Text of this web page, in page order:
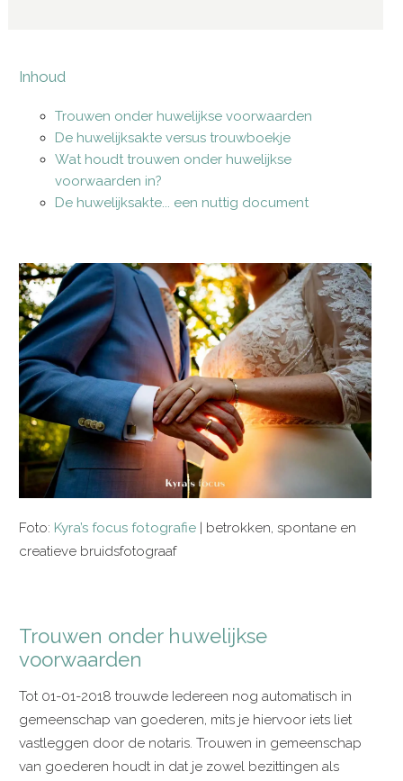
Inhoud
Trouwen onder huwelijkse voorwaarden
De huwelijksakte versus trouwboekje
Wat houdt trouwen onder huwelijkse
voorwaarden in?
De huwelijksakte... een nuttig document
Foto: Kyra’s focus fotografie | betrokken, spontane en
creatieve bruidsfotograaf
Trouwen onder huwelijkse
voorwaarden
Tot 01-01-2018 trouwde Iedereen nog automatisch in
gemeenschap van goederen, mits je hiervoor iets liet
vastleggen door de notaris. Trouwen in gemeenschap
van goederen houdt in dat je zowel bezittingen als